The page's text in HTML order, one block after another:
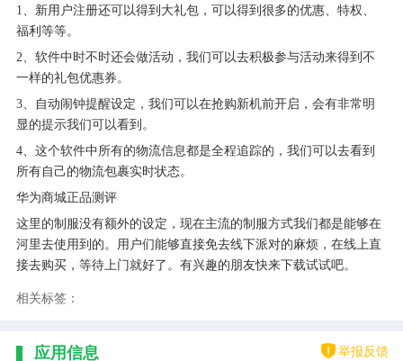
1、新用户注册还可以得到大礼包，可以得到很多的优惠、特权、
福利等等。
2、软件中时不时还会做活动，我们可以去积极参与活动来得到不
一样的礼包优惠券。
3、自动闹钟提醒设定，我们可以在抢购新机前开启，会有非常明
显的提示我们可以看到。
4、这个软件中所有的物流信息都是全程追踪的，我们可以去看到
所有自己的物流包裹实时状态。
华为商城正品测评
这里的制服没有额外的设定，现在主流的制服方式我们都是能够在
河里去使用到的。用户们能够直接免去线下派对的麻烦，在线上直
接去购买，等待上门就好了。有兴趣的朋友快来下载试试吧。
相关标签：
应用信息 举报反馈